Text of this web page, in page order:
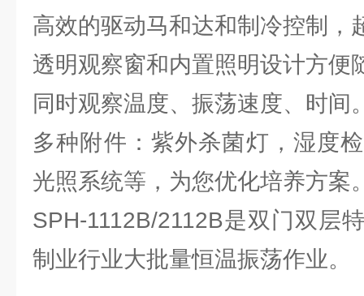
高效的驱动马和达和制冷控制，
透明观察窗和内置照明设计方便
同时观察温度、振荡速度、时间
多种附件：紫外杀菌灯，湿度
光照系统等，为您优化培养方案
SPH-1112B/2112B是双门双层
制业行业大批量恒温振荡作业。